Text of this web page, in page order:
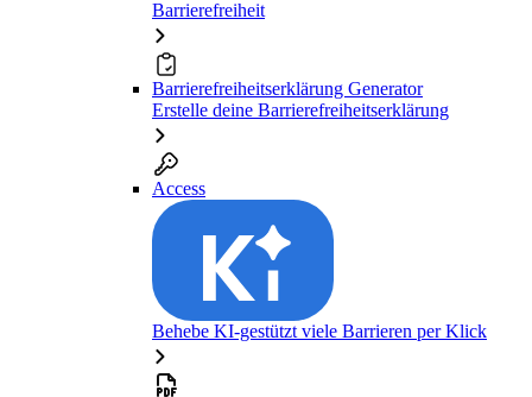
Barrierefreiheit
Barrierefreiheitserklärung Generator
Erstelle deine Barrierefreiheitserklärung
Access
Behebe KI-gestützt viele Barrieren per Klick